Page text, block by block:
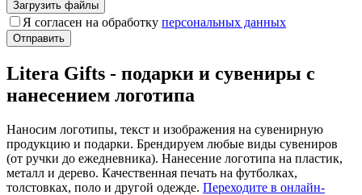
Загрузить файлы
Я согласен на обработку персональных данных
Отправить
Litera Gifts - подарки и сувениры с
нанесением логотипа
Наносим логотипы, текст и изображения на сувенирную
продукцию и подарки. Брендируем любые виды сувениров
(от ручки до ежедневника). Нанесение логотипа на пластик,
металл и дерево. Качественная печать на футболках,
толстовках, поло и другой одежде. Переходите в онлайн-